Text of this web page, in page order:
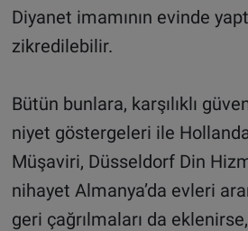
Diyanet imamının evinde
zikredilebilir.
Bütün bunlara, karşılıklı
niyet göstergeleri ile
Müşaviri, Düsseldorf Din
nihayet Almanya’da evleri
geri çağrılmaları da eklenirse,